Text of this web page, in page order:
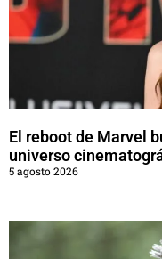
El reboot de Marvel
universo
5 agosto 2026